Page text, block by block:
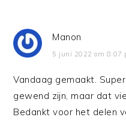
Manon
5 juni 2022 om 8:07
Vandaag gemaakt.
gewend zijn, maar dat
Bedankt voor het delen